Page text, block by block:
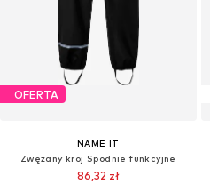
OFERTA
NAME IT
Zwężany krój Spodnie funkcyjne
86,32 zł